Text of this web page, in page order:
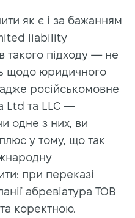
як є і за бажанням
liability
такого підходу — не
щодо юридичного
адже російськомовне
Ltd та LLC —
одне з них, ви
у тому, що так
при переказі
абревіатура ТОВ
коректною.